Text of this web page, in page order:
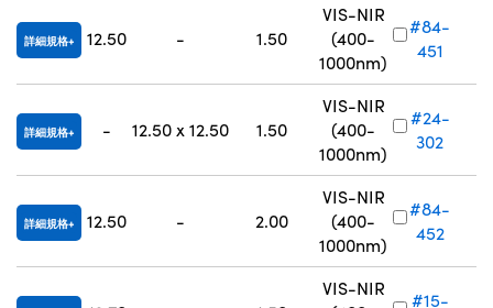
詳細規格 12.50 - 1.50
VIS-NIR
(400-
1000nm)
#84-
451
詳細規格 - 12.50 x 12.50 1.50
VIS-NIR
(400-
1000nm)
#24-
302
詳細規格 12.50 - 2.00
VIS-NIR
(400-
1000nm)
#84-
452
VIS-NIR
#15-